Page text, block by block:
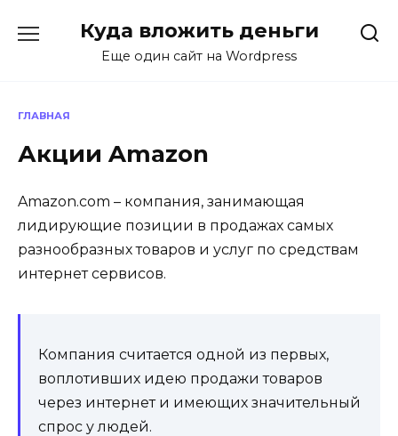
Куда вложить деньги
Еще один сайт на Wordpress
ГЛАВНАЯ
Акции Amazon
Amazon.com – компания, занимающая
лидирующие позиции в продажах самых
разнообразных товаров и услуг по средствам
интернет сервисов.
Компания считается одной из первых,
воплотивших идею продажи товаров
через интернет и имеющих значительный
спрос у людей.